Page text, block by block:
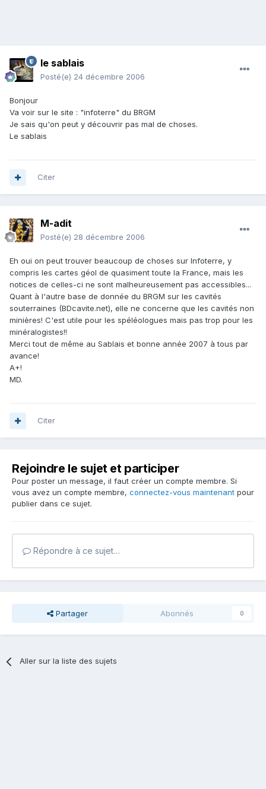
le sablais
Posté(e) 24 décembre 2006
Bonjour
Va voir sur le site : "infoterre" du BRGM
Je sais qu'on peut y découvrir pas mal de choses.
Le sablais
Citer
M-adit
Posté(e) 28 décembre 2006
Eh oui on peut trouver beaucoup de choses sur Infoterre, y
compris les cartes géol de quasiment toute la France, mais les
notices de celles-ci ne sont malheureusement pas accessibles...
Quant à l'autre base de donnée du BRGM sur les cavités
souterraines (BDcavite.net), elle ne concerne que les cavités non
minières! C'est utile pour les spéléologues mais pas trop pour les
minéralogistes!!
Merci tout de même au Sablais et bonne année 2007 à tous par
avance!
A+!
MD.
Citer
Rejoindre le sujet et participer
Pour poster un message, il faut créer un compte membre. Si
vous avez un compte membre, connectez-vous maintenant pour
publier dans ce sujet.
Répondre à ce sujet…
Partager Abonnés 0
Aller sur la liste des sujets